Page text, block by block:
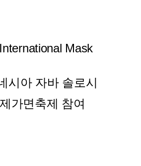
Mask
시아 자바 솔로시
가면축제 참여